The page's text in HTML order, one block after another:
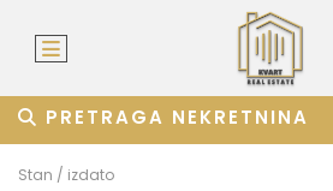
PRETRAGA NEKRETNINA
Stan / izdato